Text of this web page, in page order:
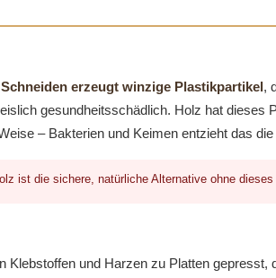
erzeugt winzige Plastikpartikel,
gesundheitsschädlich. Holz hat dieses
– Bakterien und Keimen entzieht das
ist die sichere, natürliche Alternative ohne dieses
und Harzen zu Platten gepresst,